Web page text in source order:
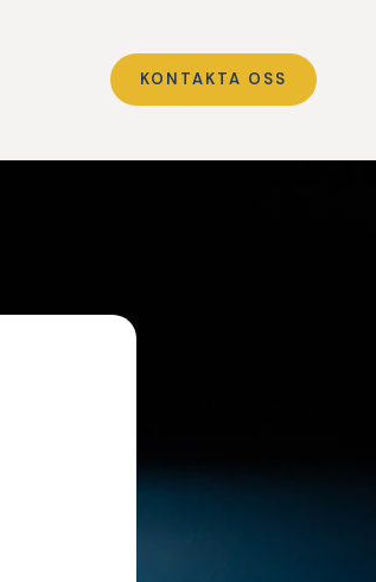
KONTAKTA OSS